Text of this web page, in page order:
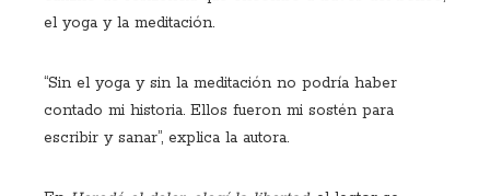
el yoga y la meditación.
“Sin el yoga y sin la meditación no podría haber
contado mi historia. Ellos fueron mi sostén para
escribir y sanar”, explica la autora.